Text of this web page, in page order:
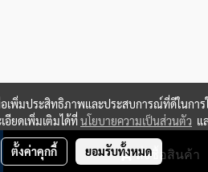
สั่งซื้อสินค้า
เพิ่มประสิทธิภาพและประสบการณ์ที่ดีในการ
อียดเพิ่มเติมได้ที่นโยบายความเป็นส่วนตัว แ
ตั้งค่าคุกกี้ ยอมรับทั้งหมด